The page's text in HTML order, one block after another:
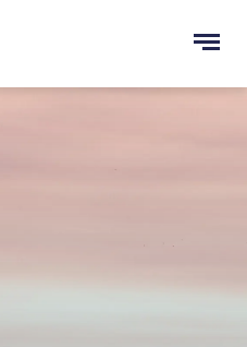
menu